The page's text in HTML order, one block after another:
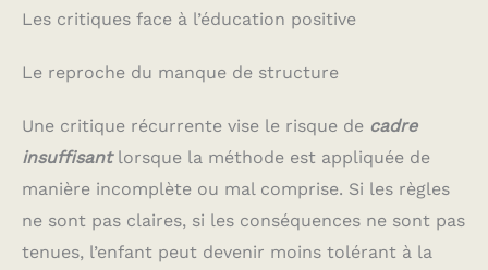
Les critiques face à l’éducation positive
Le reproche du manque de structure
Une critique récurrente vise le risque de cadre
insuffisantlorsque la méthode est appliquée de
manière incomplète ou mal comprise. Si les règles
ne sont pas claires, si les conséquences ne sont pas
tenues, l’enfant peut devenir moins tolérant à la